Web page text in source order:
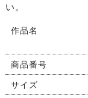
い。
作品名
商品番号
サイズ